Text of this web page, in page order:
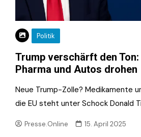
Politik
Trump verschärft den
Pharma und Autos drohen
Neue Trump-Zölle? Medikamente
die EU steht unter Schock Donald
Presse.Online 15. April 2025